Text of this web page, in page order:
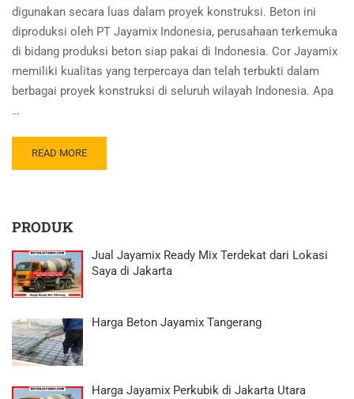
digunakan secara luas dalam proyek konstruksi. Beton ini
diproduksi oleh PT Jayamix Indonesia, perusahaan terkemuka
di bidang produksi beton siap pakai di Indonesia. Cor Jayamix
memiliki kualitas yang terpercaya dan telah terbukti dalam
berbagai proyek konstruksi di seluruh wilayah Indonesia. Apa
…
READ MORE
PRODUK
Jual Jayamix Ready Mix Terdekat dari Lokasi
Saya di Jakarta
Harga Beton Jayamix Tangerang
Harga Jayamix Perkubik di Jakarta Utara